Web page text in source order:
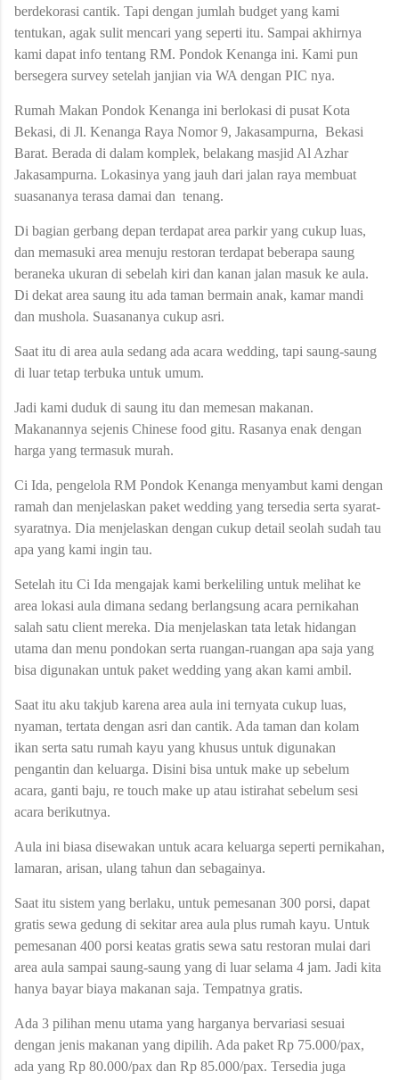
berdekorasi cantik. Tapi dengan jumlah budget yang kami
tentukan, agak sulit mencari yang seperti itu. Sampai akhirnya
kami dapat info tentang RM. Pondok Kenanga ini. Kami pun
bersegera survey setelah janjian via WA dengan PIC nya.
Rumah Makan Pondok Kenanga ini berlokasi di pusat Kota
Bekasi, di Jl. Kenanga Raya Nomor 9, Jakasampurna, Bekasi
Barat. Berada di dalam komplek, belakang masjid Al Azhar
Jakasampurna. Lokasinya yang jauh dari jalan raya membuat
suasananya terasa damai dan tenang.
Di bagian gerbang depan terdapat area parkir yang cukup luas,
dan memasuki area menuju restoran terdapat beberapa saung
beraneka ukuran di sebelah kiri dan kanan jalan masuk ke aula.
Di dekat area saung itu ada taman bermain anak, kamar mandi
dan mushola. Suasananya cukup asri.
Saat itu di area aula sedang ada acara wedding, tapi saung-saung
di luar tetap terbuka untuk umum.
Jadi kami duduk di saung itu dan memesan makanan.
Makanannya sejenis Chinese food gitu. Rasanya enak dengan
harga yang termasuk murah.
Ci Ida, pengelola RM Pondok Kenanga menyambut kami dengan
ramah dan menjelaskan paket wedding yang tersedia serta syarat-
syaratnya. Dia menjelaskan dengan cukup detail seolah sudah tau
apa yang kami ingin tau.
Setelah itu Ci Ida mengajak kami berkeliling untuk melihat ke
area lokasi aula dimana sedang berlangsung acara pernikahan
salah satu client mereka. Dia menjelaskan tata letak hidangan
utama dan menu pondokan serta ruangan-ruangan apa saja yang
bisa digunakan untuk paket wedding yang akan kami ambil.
Saat itu aku takjub karena area aula ini ternyata cukup luas,
nyaman, tertata dengan asri dan cantik. Ada taman dan kolam
ikan serta satu rumah kayu yang khusus untuk digunakan
pengantin dan keluarga. Disini bisa untuk make up sebelum
acara, ganti baju, re touch make up atau istirahat sebelum sesi
acara berikutnya.
Aula ini biasa disewakan untuk acara keluarga seperti pernikahan,
lamaran, arisan, ulang tahun dan sebagainya.
Saat itu sistem yang berlaku, untuk pemesanan 300 porsi, dapat
gratis sewa gedung di sekitar area aula plus rumah kayu. Untuk
pemesanan 400 porsi keatas gratis sewa satu restoran mulai dari
area aula sampai saung-saung yang di luar selama 4 jam. Jadi kita
hanya bayar biaya makanan saja. Tempatnya gratis.
Ada 3 pilihan menu utama yang harganya bervariasi sesuai
dengan jenis makanan yang dipilih. Ada paket Rp 75.000/pax,
ada yang Rp 80.000/pax dan Rp 85.000/pax. Tersedia juga